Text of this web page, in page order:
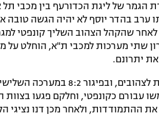
הגמר של ליגת הכדורעף בין מכבי
ערב בהדר יוסף לא יהיה הגשה טובה
שתי מערכות למכבי ת"א, הוחלט על
במצב של יתרון 0:2 במערכות
עבורם כקונפטי, וחלקם פגעו בצוות
ההתמודדות, ולאחר מכן דנו נציגי